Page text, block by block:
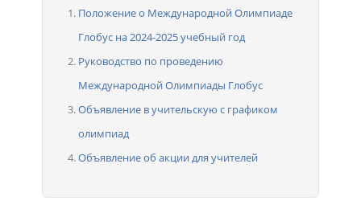
Положение о Международной Олимпиаде
Глобус на 2024-2025 учебный год
Руководство по проведению
Международной Олимпиады Глобус
Объявление в учительскую с графиком
олимпиад
Объявление об акции для учителей